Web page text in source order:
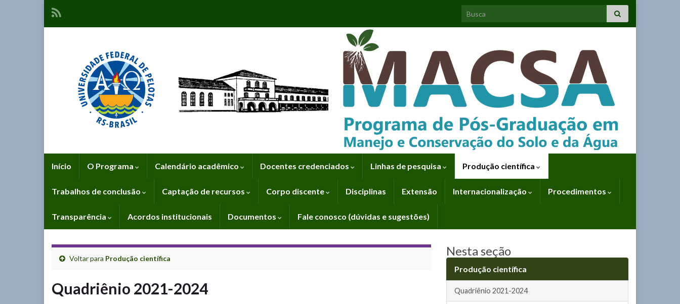
Search for:
Início O Programa Calendário acadêmico Docentes credenciados Linhas de pesquisa Produção científica
Trabalhos de conclusão Captação de recursos Corpo discente Disciplinas Extensão Internacionalização Procedimentos
Transparência Acordos institucionais Documentos Fale conosco (dúvidas e sugestões)
Voltar para Produção científica
Quadriênio 2021-2024
Nesta seção
Produção científica
Quadriênio 2021-2024